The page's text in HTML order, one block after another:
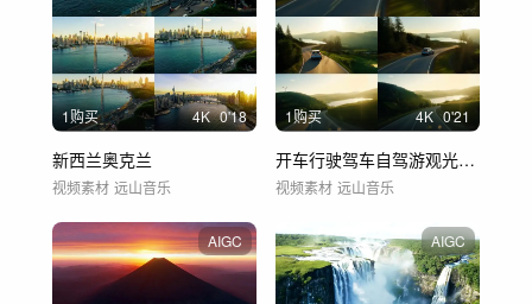
1购买 4K 0'18
新西兰奥克兰
视频素材 远山音乐
1购买 4K 0'21
开车行驶驾车自驾游观光游玩休闲旅游
视频素材 远山音乐
AIGC AIGC